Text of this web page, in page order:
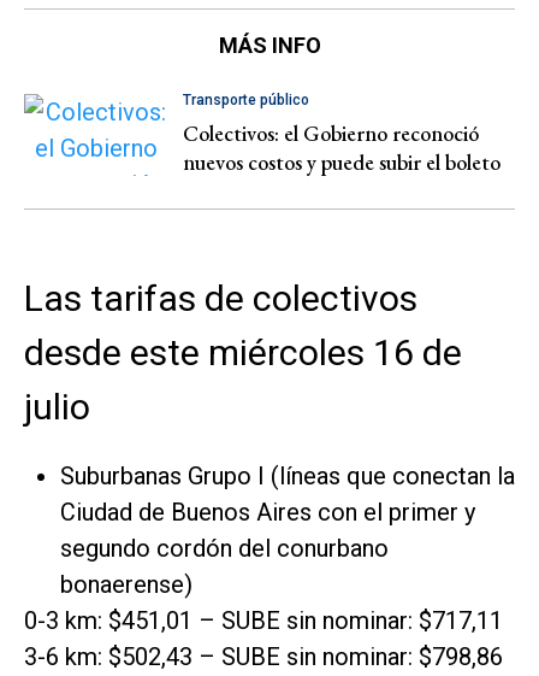
MÁS INFO
Transporte público
Colectivos: el Gobierno reconoció
nuevos costos y puede subir el boleto
Las tarifas de colectivos
desde este miércoles 16 de
julio
Suburbanas Grupo I (líneas que conectan la
Ciudad de Buenos Aires con el primer y
segundo cordón del conurbano
bonaerense)
0-3 km: $451,01 – SUBE sin nominar: $717,11
3-6 km: $502,43 – SUBE sin nominar: $798,86